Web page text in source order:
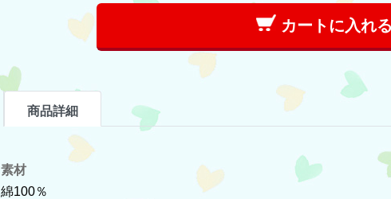
カートに入れ
商品詳細
素材
綿100％